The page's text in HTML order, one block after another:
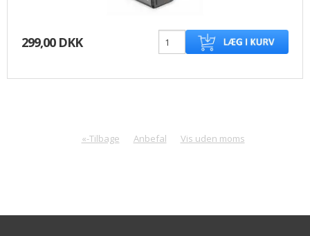
299,00 DKK
«-Tilbage Anbefal Vis uden moms